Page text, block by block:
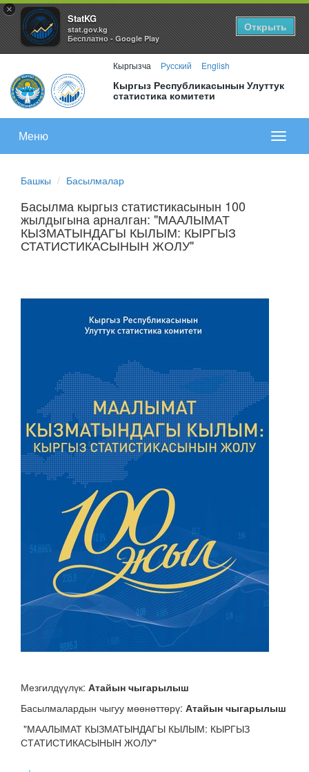
×
StatKG
stat.gov.kg
Бесплатно - Google Play
Открыть
Кыргызча Русский English
Кыргыз Республикасынын Улуттук
статистика комитети
меню
Меню
Башкы Басылмалар
Басылма кыргыз статистикасынын 100
жылдыгына арналган: "МААЛЫМАТ
КЫЗМАТЫНДАГЫ КЫЛЫМ: КЫРГЫЗ
СТАТИСТИКАСЫНЫН ЖОЛУ"
Мезгилдүүлүк: Атайын чыгарылыш
Басылмалардын чыгуу мөөнөттөрү: Атайын чыгарылыш
"МААЛЫМАТ КЫЗМАТЫНДАГЫ КЫЛЫМ: КЫРГЫЗ
СТАТИСТИКАСЫНЫН ЖОЛУ"